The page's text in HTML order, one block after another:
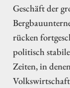
Geschäft der
rücken
politisch
Zeiten, in